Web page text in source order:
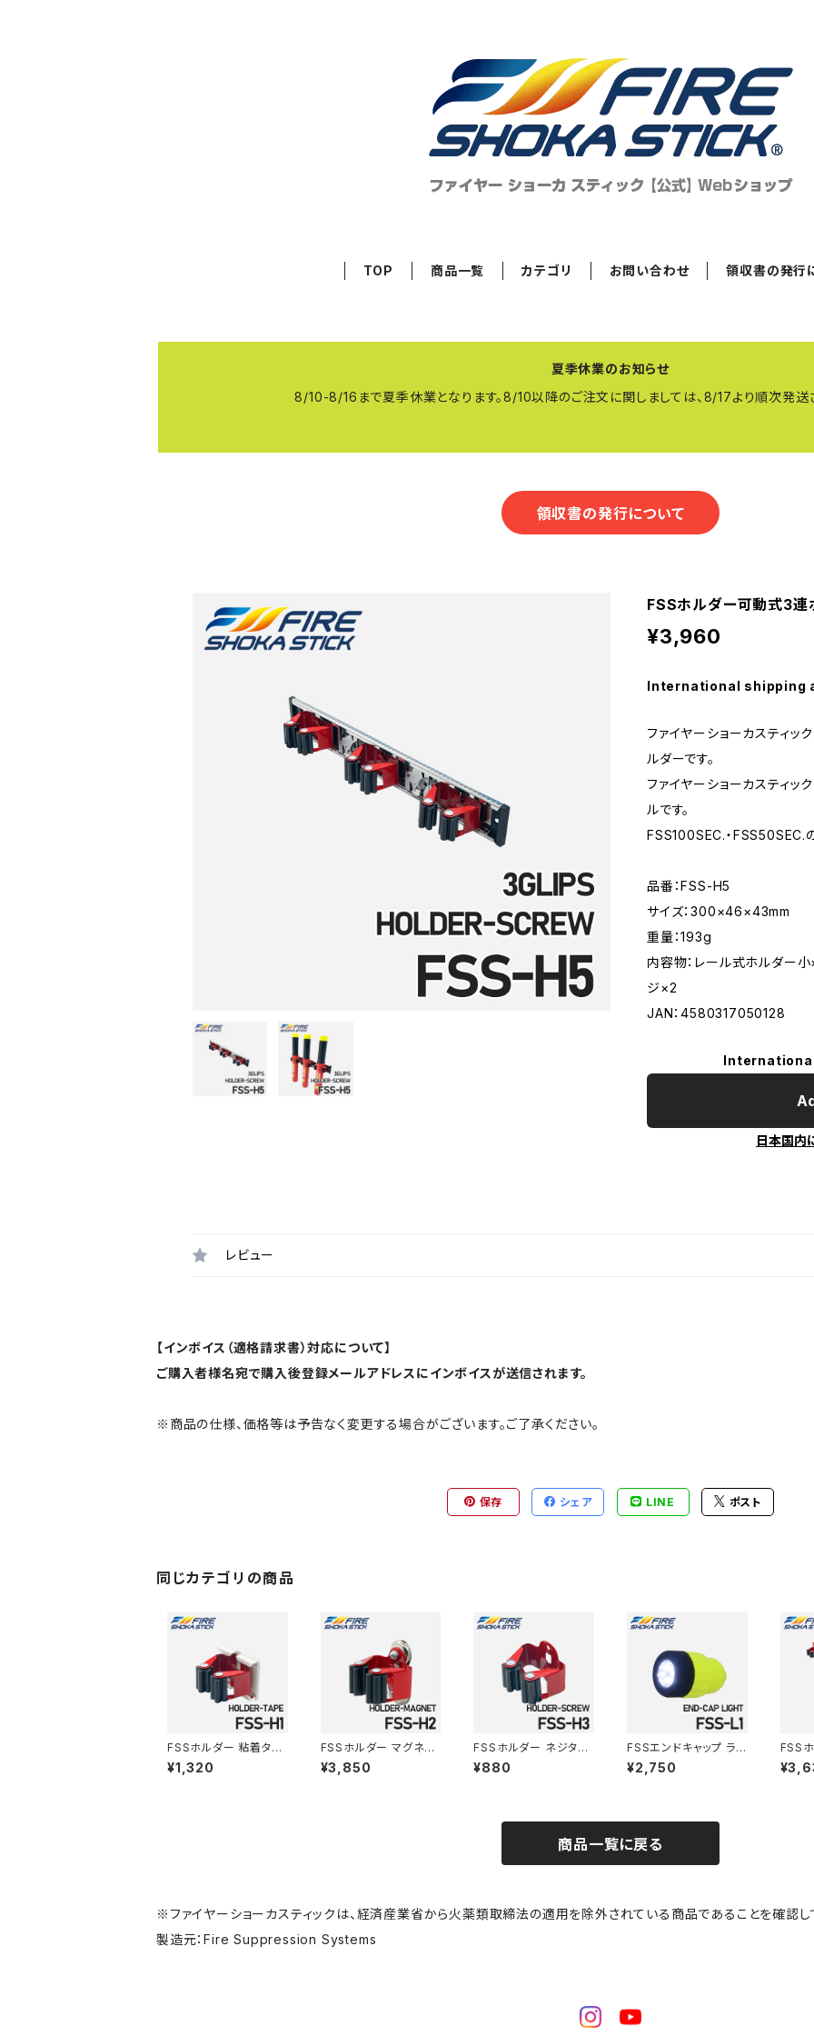
TOP 商品一覧 カテゴリ お問い合わせ 領収書の発行
夏季休業のお知らせ
8/10-8/16まで夏季休業となります。8/10以降のご注文に関しましては、8/17より順次発送
領収書の発行について
FSSホルダー可動式3
¥3,960
International shipping
ファイヤーショーカスティッ
ルダーです。
ファイヤーショーカスティ
ルです。
FSS100SEC.・FSS50SEC.
品番：FSS-H5
サイズ：300×46×43mm
重量：193g
内容物：レール式ホルダ
ジ×2
JAN：4580317050128
日本国内
レビュー
【インボイス（適格請求書）対応について】
ご購入者様名宛で購入後登録メールアドレスにインボイスが送信されます。
※商品の仕様、価格等は予告なく変更する場合がございます。ご了承ください。
保存 シェア LINE ポスト
同じカテゴリの商品
FSSホルダー 粘着タイ
プ FSS-H1
¥1,320
FSSホルダー マグネッ
トタイプ FSS-H2
¥3,850
FSSホルダー ネジタイ
プ FSS-H3
¥880
FSSエンドキャップ ライ
ト FSS-L1
¥2,750
FSS
トホ
プ
商品一覧に戻る
※ファイヤーショーカスティックは、経済産業省から火薬類取締法の適用を除外されている商品であることを確認し
製造元：Fire Suppression Systems